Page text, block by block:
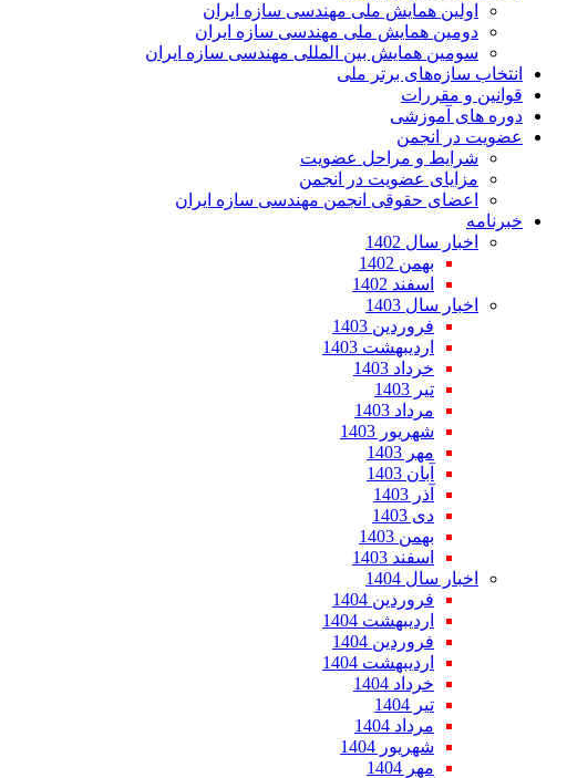
اولین همایش ملی مهندسی سازه ایران
دومین همایش ملی مهندسی سازه ایران
سومین همایش بین المللی مهندسی سازه ایران
انتخاب سازه‌های برتر ملی
قوانین و مقررات
دوره های آموزشی
عضویت در انجمن
شرایط و مراحل عضویت
مزایای عضویت در انجمن
اعضای حقوقی انجمن مهندسی سازه ایران
خبرنامه
اخبار سال 1402
بهمن 1402
اسفند 1402
اخبار سال 1403
فروردین 1403
اردیبهشت 1403
خرداد 1403
تیر 1403
مرداد 1403
شهریور 1403
مهر 1403
آبان 1403
آذر 1403
دی 1403
بهمن 1403
اسفند 1403
اخبار سال 1404
فروردین 1404
اردیبهشت 1404
فروردین 1404
اردیبهشت 1404
خرداد 1404
تیر 1404
مرداد 1404
شهریور 1404
مهر 1404